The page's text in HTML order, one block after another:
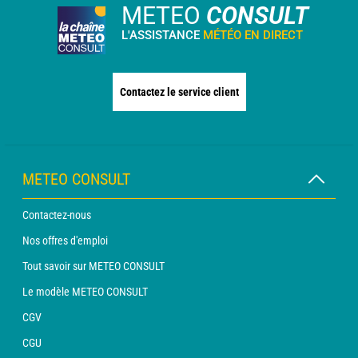
METEO CONSULT
L'ASSISTANCE MÉTÉO EN DIRECT
Contactez le service client
METEO CONSULT
Contactez-nous
Nos offres d'emploi
Tout savoir sur METEO CONSULT
Le modèle METEO CONSULT
CGV
CGU